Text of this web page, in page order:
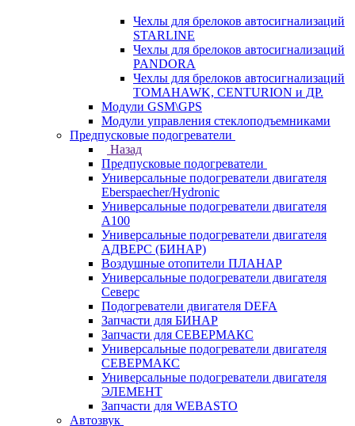
Чехлы для брелоков автосигнализаций
STARLINE
Чехлы для брелоков автосигнализаций
PANDORA
Чехлы для брелоков автосигнализаций
TOMAHAWK, CENTURION и ДР.
Модули GSM\GPS
Модули управления стеклоподъемниками
Предпусковые подогреватели
Назад
Предпусковые подогреватели
Универсальные подогреватели двигателя
Eberspaecher/Hydronic
Универсальные подогреватели двигателя
A100
Универсальные подогреватели двигателя
АДВЕРС (БИНАР)
Воздушные отопители ПЛАНАР
Универсальные подогреватели двигателя
Северс
Подогреватели двигателя DEFA
Запчасти для БИНАР
Запчасти для СЕВЕРМАКС
Универсальные подогреватели двигателя
СЕВЕРМАКС
Универсальные подогреватели двигателя
ЭЛЕМЕНТ
Запчасти для WEBASTO
Автозвук